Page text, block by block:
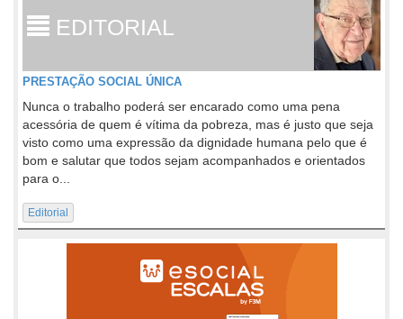
EDITORIAL
PRESTAÇÃO SOCIAL ÚNICA
Nunca o trabalho poderá ser encarado como uma pena
acessória de quem é vítima da pobreza, mas é justo que seja
visto como uma expressão da dignidade humana pelo que é
bom e salutar que todos sejam acompanhados e orientados
para o...
Editorial